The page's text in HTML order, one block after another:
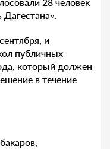
и
публичных
который должен
в течение